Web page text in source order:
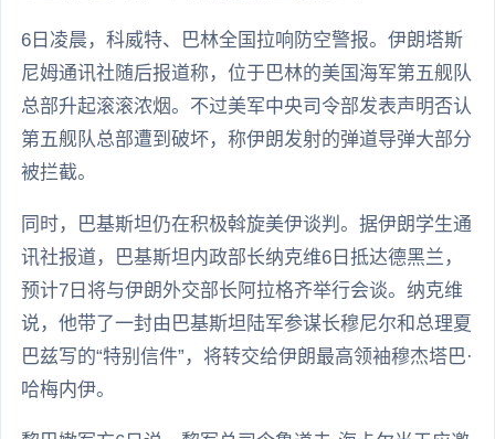
6日凌晨，科威特、巴林全国拉响防空警报。伊朗塔斯
尼姆通讯社随后报道称，位于巴林的美国海军第五舰队
总部升起滚滚浓烟。不过美军中央司令部发表声明否认
第五舰队总部遭到破坏，称伊朗发射的弹道导弹大部分
被拦截。
同时，巴基斯坦仍在积极斡旋美伊谈判。据伊朗学生通
讯社报道，巴基斯坦内政部长纳克维6日抵达德黑兰，
预计7日将与伊朗外交部长阿拉格齐举行会谈。纳克维
说，他带了一封由巴基斯坦陆军参谋长穆尼尔和总理夏
巴兹写的“特别信件”，将转交给伊朗最高领袖穆杰塔巴·
哈梅内伊。